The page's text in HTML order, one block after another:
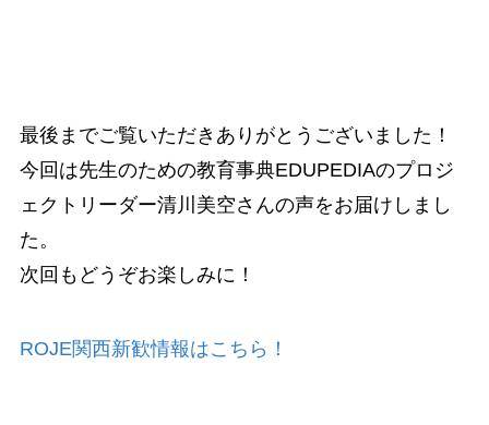
最後までご覧いただきありがとうございました！
今回は先生のための教育事典EDUPEDIAのプロジ
ェクトリーダー清川美空さんの声をお届けしまし
た。
次回もどうぞお楽しみに！
ROJE関西新歓情報はこちら！